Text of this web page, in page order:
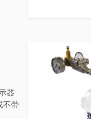
器
不带